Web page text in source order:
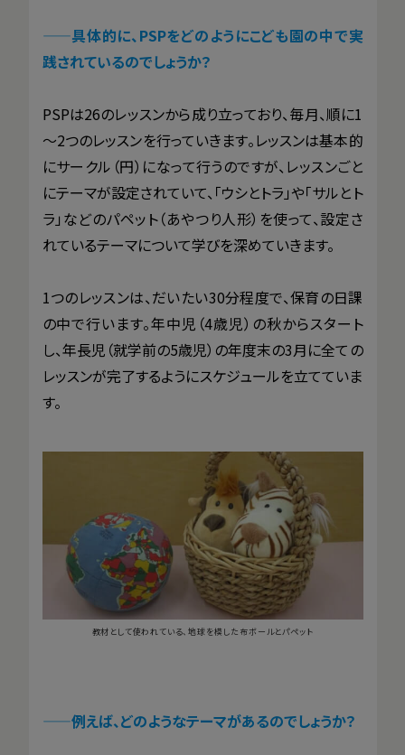
——具体的に、PSPをどのようにこども園の中で実
践されているのでしょうか？
PSPは26のレッスンから成り立っており、毎月、順に1
～2つのレッスンを行っていきます。レッスンは基本的
にサークル（円）になって行うのですが、レッスンごと
にテーマが設定されていて、「ウシとトラ」や「サルとト
ラ」などのパペット（あやつり人形）を使って、設定さ
れているテーマについて学びを深めていきます。
1つのレッスンは、だいたい30分程度で、保育の日課
の中で行います。年中児（4歳児）の秋からスタート
し、年長児（就学前の5歳児）の年度末の3月に全ての
レッスンが完了するようにスケジュールを立てていま
す。
教材として使われている、地球を模した布ボールとパペット
——例えば、どのようなテーマがあるのでしょうか？